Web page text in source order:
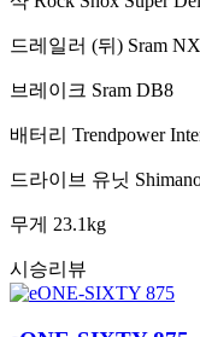
드레일러 (뒤) Sram
브레이크 Sram DB8
배터리 Trendpower
드라이브 유닛
무게 23.1kg
시승리뷰